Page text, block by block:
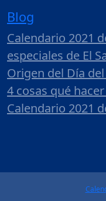
Blog
Calendario 2021
especiales de El
Origen del Día
4 cosas qué
Calendario 2021